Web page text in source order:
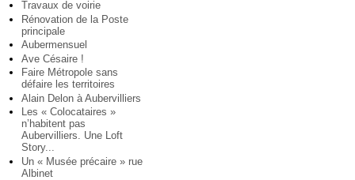
Travaux de voirie
Rénovation de la Poste
principale
Aubermensuel
Ave Césaire !
Faire Métropole sans
défaire les territoires
Alain Delon à Aubervilliers
Les « Colocataires »
n’habitent pas
Aubervilliers. Une Loft
Story...
Un « Musée précaire » rue
Albinet